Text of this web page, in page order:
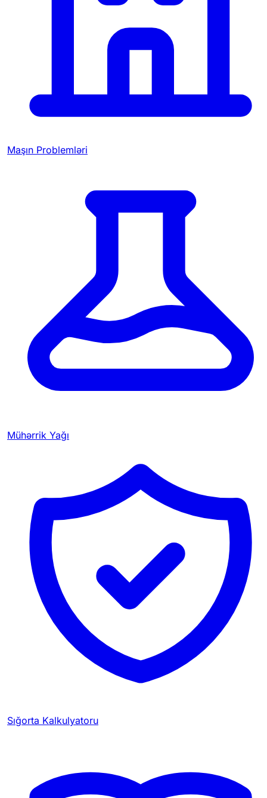
Maşın Problemləri
Mühərrik Yağı
Sığorta Kalkulyatoru